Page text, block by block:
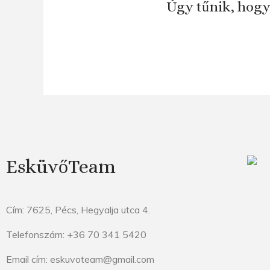
Úgy tűnik,
EsküvőTeam
Cím: 7625, Pécs, Hegyalja utca 4.
Telefonszám: +36 70 341 5420
Email cím: eskuvoteam@gmail.com